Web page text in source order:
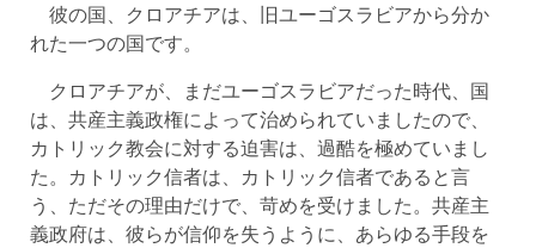
彼の国、クロアチアは、旧ユーゴスラビアから分か
れた一つの国です。
クロアチアが、まだユーゴスラビアだった時代、国
は、共産主義政権によって治められていましたので、
カトリック教会に対する迫害は、過酷を極めていまし
た。カトリック信者は、カトリック信者であると言
う、ただその理由だけで、苛めを受けました。共産主
義政府は、彼らが信仰を失うように、あらゆる手段を